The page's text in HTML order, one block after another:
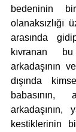
bedeninin
olanaksızlığı
arasında
kıvranan
arkadaşının
dışında
arkadaşının,
kestiklerinin